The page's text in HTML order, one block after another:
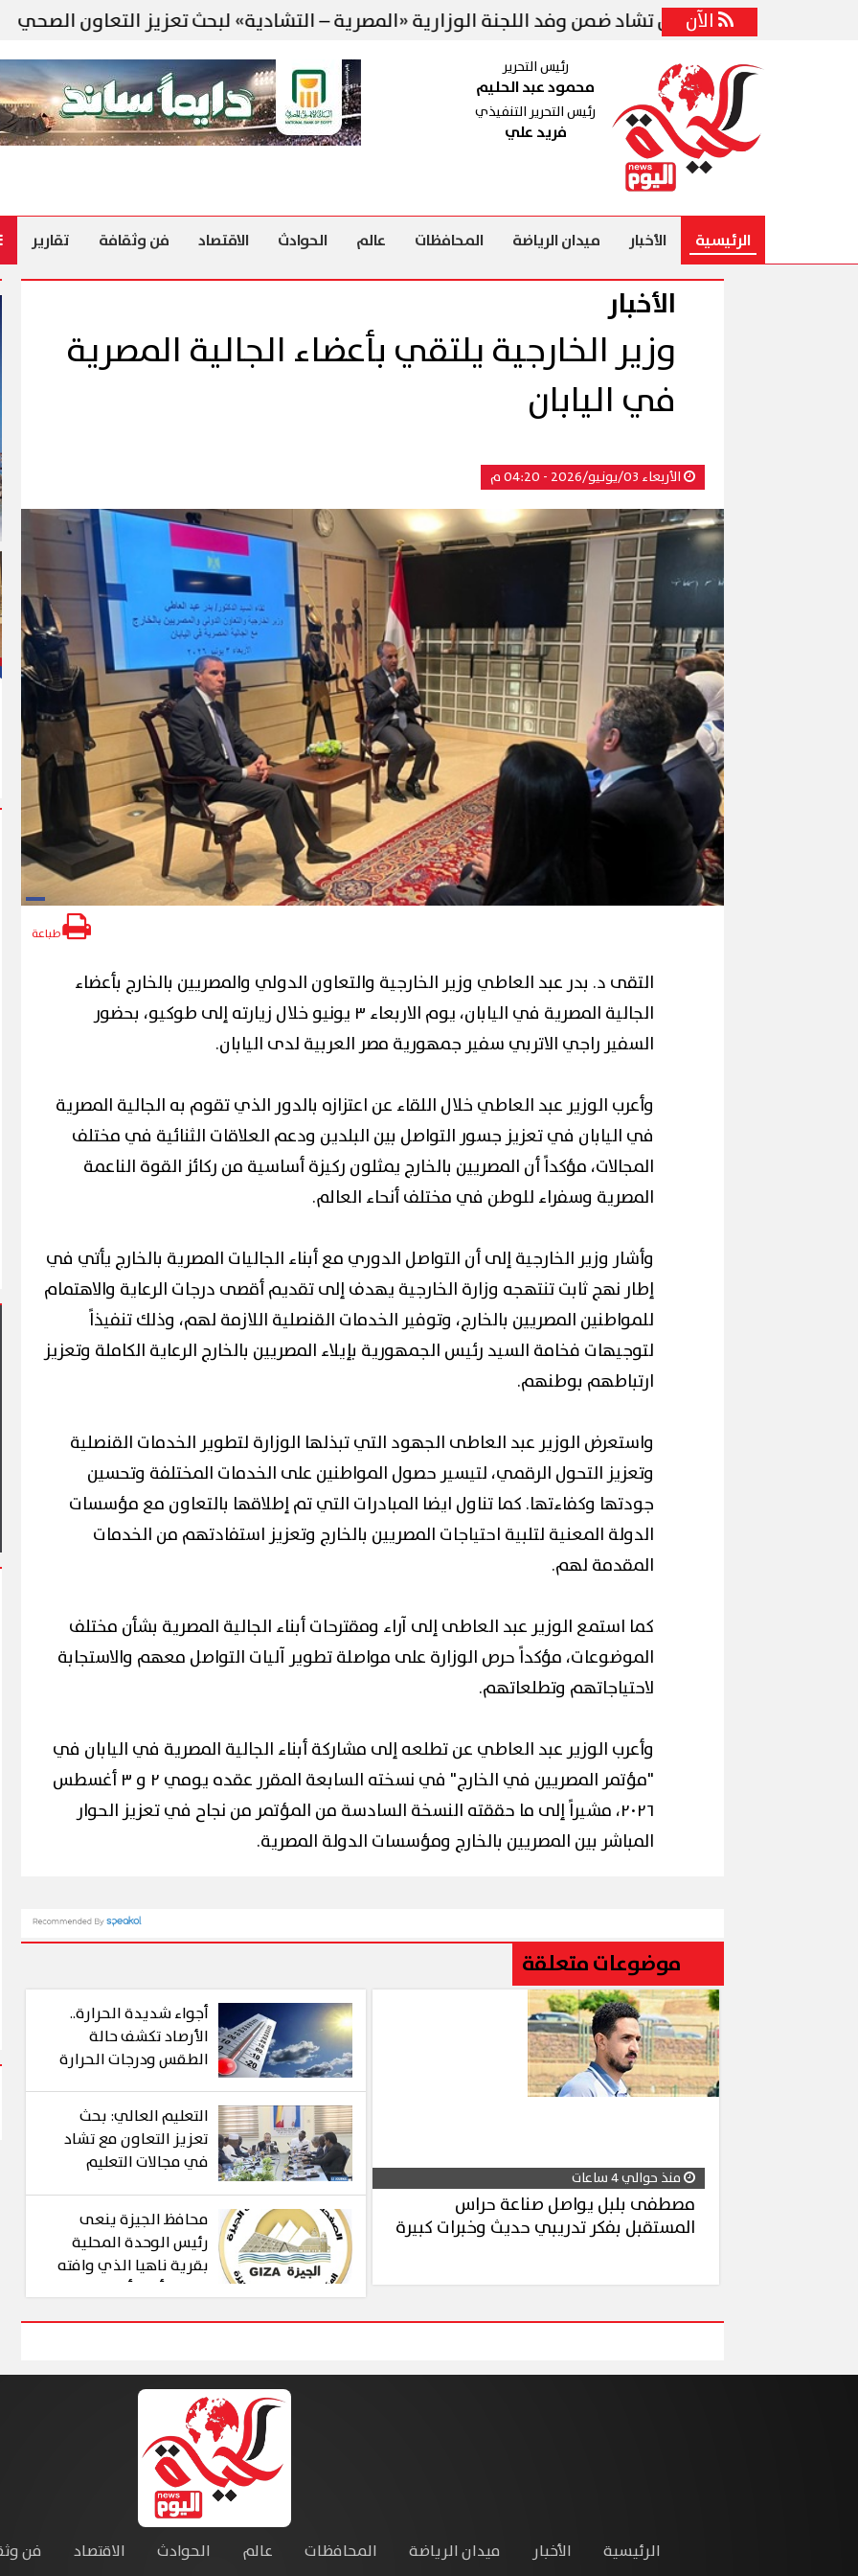
الآن
يلتقي رئيس تشاد ضمن وفد اللجنة الوزارية «المصرية – التشادية» لبحث تعزيز التعاون الصحي
رئيس التحرير
محمود عبد الحليم
رئيس التحرير التنفيذي
فريد علي
الرئيسية الأخبار ميدان الرياضة المحافظات عالم الحوادث الاقتصاد فن وثقافة تقارير
الأخبار
وزير الخارجية يلتقي بأعضاء الجالية المصرية
في اليابان
الأربعاء 03/يونيو/2026 - 04:20 م
طباعة
التقى د. بدر عبد العاطي وزير الخارجية والتعاون الدولي والمصريين بالخارج بأعضاء
الجالية المصرية في اليابان، يوم الاربعاء ٣ يونيو خلال زيارته إلى طوكيو، بحضور
السفير راجي الاتربي سفير جمهورية مصر العربية لدى اليابان.
وأعرب الوزير عبد العاطي خلال اللقاء عن اعتزازه بالدور الذي تقوم به الجالية المصرية
في اليابان في تعزيز جسور التواصل بين البلدين ودعم العلاقات الثنائية في مختلف
المجالات، مؤكداً أن المصريين بالخارج يمثلون ركيزة أساسية من ركائز القوة الناعمة
المصرية وسفراء للوطن في مختلف أنحاء العالم.
وأشار وزير الخارجية إلى أن التواصل الدوري مع أبناء الجاليات المصرية بالخارج يأتي في
إطار نهج ثابت تنتهجه وزارة الخارجية يهدف إلى تقديم أقصى درجات الرعاية والاهتمام
للمواطنين المصريين بالخارج، وتوفير الخدمات القنصلية اللازمة لهم، وذلك تنفيذاً
لتوجيهات فخامة السيد رئيس الجمهورية بإيلاء المصريين بالخارج الرعاية الكاملة وتعزيز
ارتباطهم بوطنهم.
واستعرض الوزير عبد العاطى الجهود التي تبذلها الوزارة لتطوير الخدمات القنصلية
وتعزيز التحول الرقمي، لتيسير حصول المواطنين على الخدمات المختلفة وتحسين
جودتها وكفاءتها. كما تناول ايضا المبادرات التي تم إطلاقها بالتعاون مع مؤسسات
الدولة المعنية لتلبية احتياجات المصريين بالخارج وتعزيز استفادتهم من الخدمات
المقدمة لهم.
كما استمع الوزير عبد العاطى إلى آراء ومقترحات أبناء الجالية المصرية بشأن مختلف
الموضوعات، مؤكداً حرص الوزارة على مواصلة تطوير آليات التواصل معهم والاستجابة
لاحتياجاتهم وتطلعاتهم.
وأعرب الوزير عبد العاطي عن تطلعه إلى مشاركة أبناء الجالية المصرية في اليابان في
"مؤتمر المصريين في الخارج" في نسخته السابعة المقرر عقده يومي ٢ و ٣ أغسطس
٢٠٢٦، مشيراً إلى ما حققته النسخة السادسة من المؤتمر من نجاح في تعزيز الحوار
المباشر بين المصريين بالخارج ومؤسسات الدولة المصرية.
موضوعات متعلقة
منذ حوالي 4 ساعات
مصطفى بلبل يواصل صناعة حراس
المستقبل بفكر تدريبي حديث وخبرات كبيرة
أجواء شديدة الحرارة..
الأرصاد تكشف حالة
الطقس ودرجات الحرارة
التعليم العالي: بحث
تعزيز التعاون مع تشاد
في مجالات التعليم
وزيادة المنح الدراسية
المقدمة للطلاب
التشاديين
محافظ الجيزة ينعى
رئيس الوحدة المحلية
بقرية ناهيا الذي وافته
المنية أثناء أداء واجبه
إقبال كبير ينعش سياحة اليوم الواحد
ببورسعيد وبورفؤاد
محافظ القاهرة يشهد أول مشاركة
لكورال التعليم في فعاليات شارع الفن
(صور)
آلاف الزائرين يتدفقون على
وبورفؤاد في عطلة أسبوعية
الرئيسية الأخبار ميدان الرياضة المحافظات عالم الحوادث الاقتصاد فن